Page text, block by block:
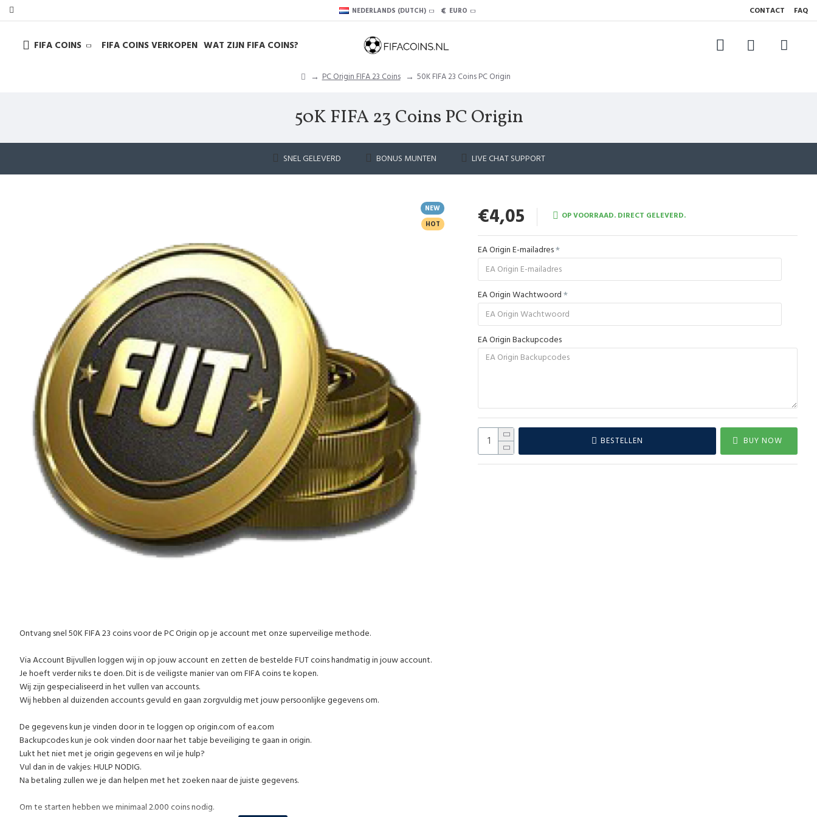
NEDERLANDS (DUTCH) € EURO CONTACT FAQ
FIFA COINS FIFA COINS VERKOPEN WAT ZIJN FIFA COINS?
PC Origin FIFA 23 Coins 50K FIFA 23 Coins PC Origin
50K FIFA 23 Coins PC Origin
SNEL GELEVERD BONUS MUNTEN LIVE CHAT SUPPORT
NEW
HOT
€4,05 OP VOORRAAD. DIRECT GELEVERD.
EA Origin E-mailadres
EA Origin Wachtwoord
EA Origin Backupcodes
BESTELLEN BUY NOW
Ontvang snel 50K FIFA 23 coins voor de PC Origin op je account met onze superveilige methode.
Via Account Bijvullen loggen wij in op jouw account en zetten de bestelde FUT coins handmatig in jouw account.
Je hoeft verder niks te doen. Dit is de veiligste manier van om FIFA coins te kopen.
Wij zijn gespecialiseerd in het vullen van accounts.
Wij hebben al duizenden accounts gevuld en gaan zorgvuldig met jouw persoonlijke gegevens om.
De gegevens kun je vinden door in te loggen op origin.com of ea.com
Backupcodes kun je ook vinden door naar het tabje beveiliging te gaan in origin.
Lukt het niet met je origin gegevens en wil je hulp?
Vul dan in de vakjes: HULP NODIG.
Na betaling zullen we je dan helpen met het zoeken naar de juiste gegevens.
Om te starten hebben we minimaal 2.000 coins nodig.